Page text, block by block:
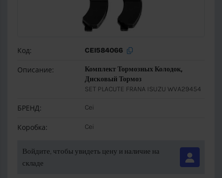
Код: CEI584066
Описание:
Комплект Тормозных Колодок,
Дисковый Тормоз
SET PLACUTE FRANA ISUZU WVA29454
БРЕНД: Cei
Коробка: Cei
Войдите, чтобы увидеть цену и наличие на
складе